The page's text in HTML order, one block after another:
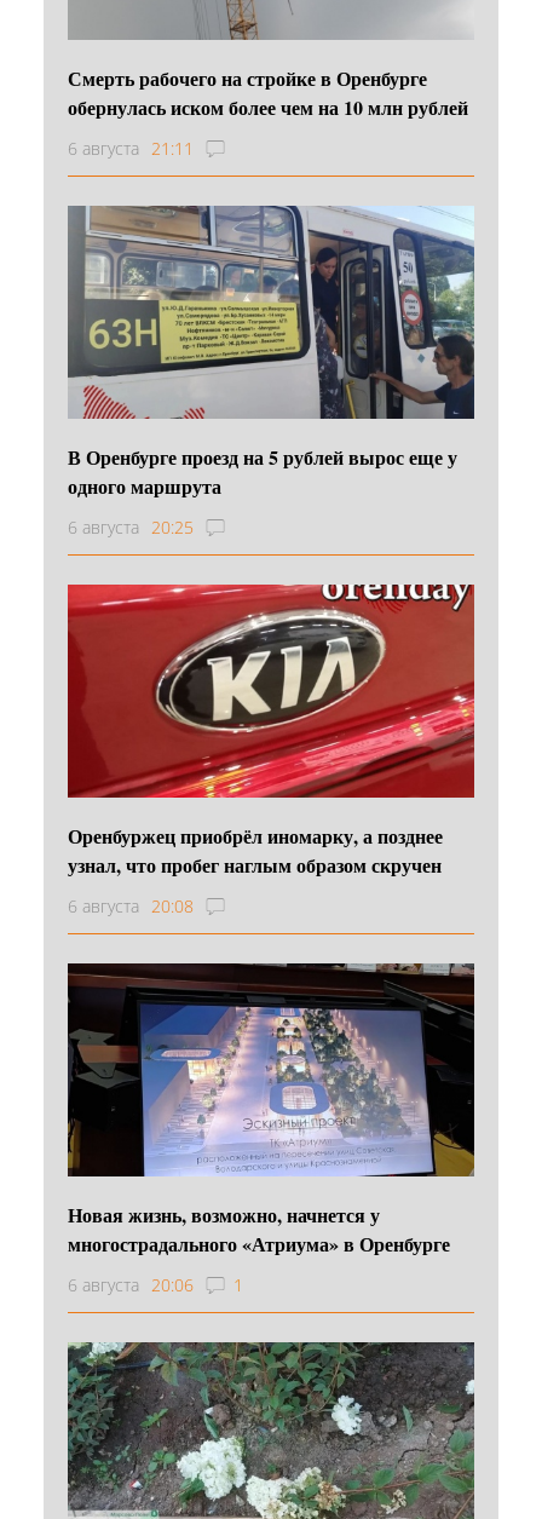
Смерть рабочего на стройке в Оренбурге
обернулась иском более чем на 10 млн рублей
6 августа 21:11
В Оренбурге проезд на 5 рублей вырос еще у
одного маршрута
6 августа 20:25
Оренбуржец приобрёл иномарку, а позднее
узнал, что пробег наглым образом скручен
6 августа 20:08
Новая жизнь, возможно, начнется у
многострадального «Атриума» в Оренбурге
6 августа 20:06 1